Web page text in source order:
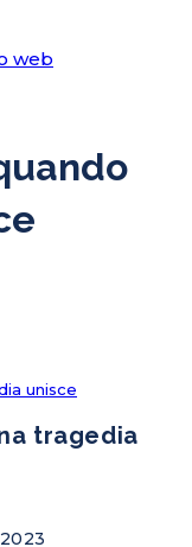
web
unisce
tragedia